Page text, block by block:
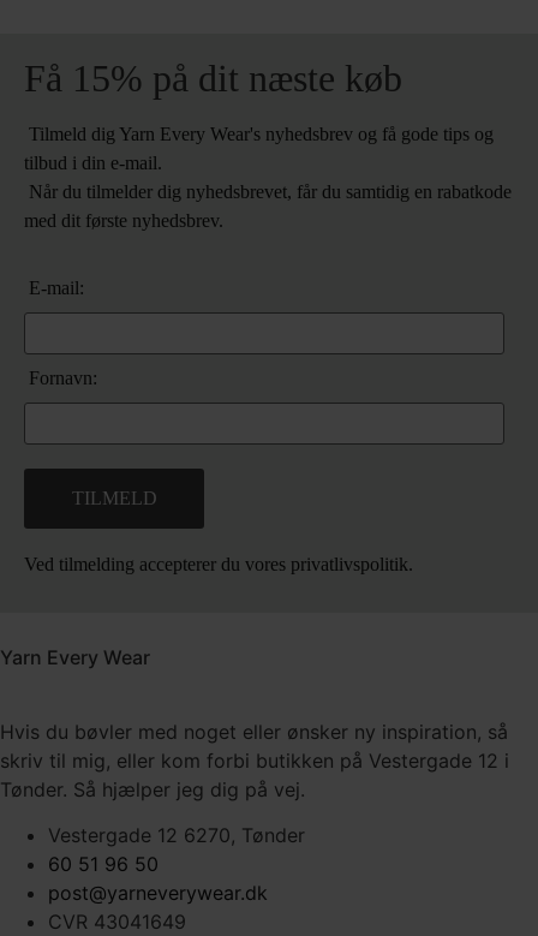
Få 15% på dit næste køb
Tilmeld dig Yarn Every Wear's nyhedsbrev og få gode tips og
tilbud i din e-mail.
Når du tilmelder dig nyhedsbrevet, får du samtidig en rabatkode
med dit første nyhedsbrev.
E-mail:
Fornavn:
Ved tilmelding accepterer du vores privatlivspolitik.
Yarn Every Wear
Hvis du bøvler med noget eller ønsker ny inspiration, så
skriv til mig, eller kom forbi butikken på Vestergade 12 i
Tønder. Så hjælper jeg dig på vej.
Vestergade 12 6270, Tønder
60 51 96 50
post@yarneverywear.dk
CVR 43041649